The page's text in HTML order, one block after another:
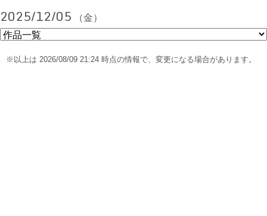
2025/12/05 （金）
※以上は 2026/08/09 21:24 時点の情報で、変更になる場合があります。